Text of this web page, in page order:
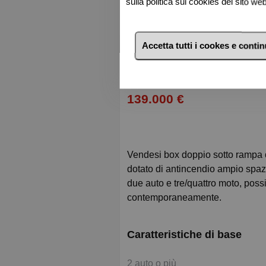
Garage o posto
139.000 €
Vendesi box doppio sotto rampa centralissimo mq. 37 di recente costruzione
dotato di antincendio ampio
due auto e tre/quattro moto,
contemporaneamente.
Caratteristiche di base
2 auto o più
Accetta tutti i cookes e